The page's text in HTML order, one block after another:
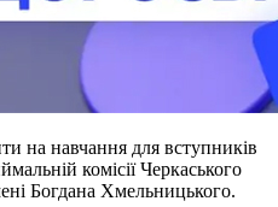
на навчання для вступників
комісії Черкаського
Богдана Хмельницького.